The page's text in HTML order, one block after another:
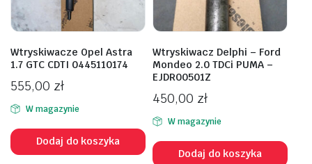
Wtryskiwacze Opel Astra
1.7 GTC CDTI 0445110174
555,00 zł
W magazynie
Dodaj do koszyka
Wtryskiwacz Delphi – Ford
Mondeo 2.0 TDCi PUMA –
EJDR00501Z
450,00 zł
W magazynie
Dodaj do koszyka